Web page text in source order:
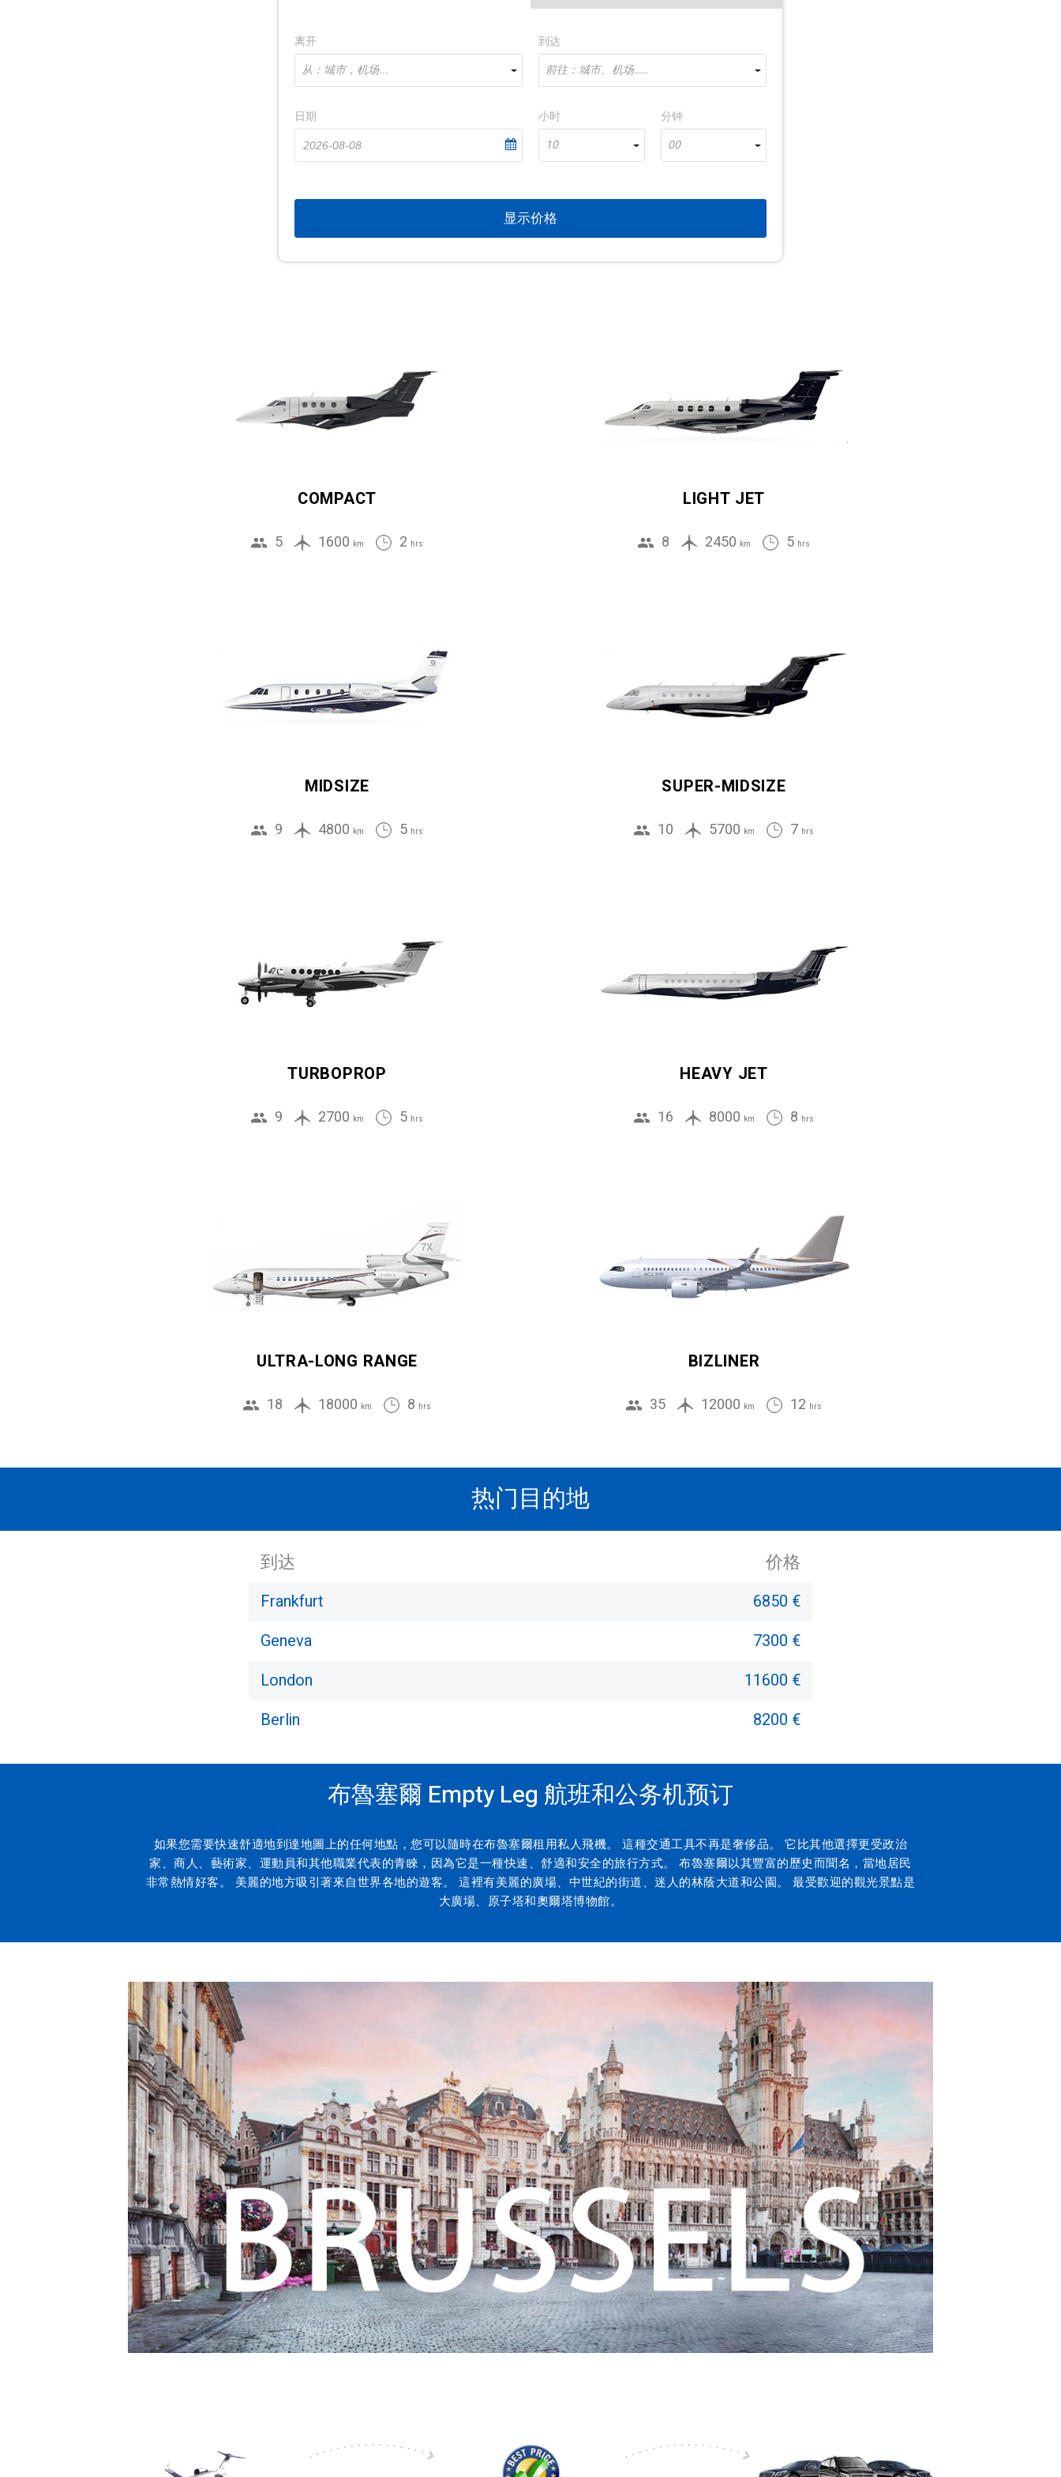
离开
从：城市，机场...
到达
前往：城市、机场……
日期
小时
10
分钟
00
显示价格
COMPACT
5 1600 km 2 hrs
LIGHT JET
8 2450 km 5 hrs
MIDSIZE
9 4800 km 5 hrs
SUPER-MIDSIZE
10 5700 km 7 hrs
TURBOPROP
9 2700 km 5 hrs
HEAVY JET
16 8000 km 8 hrs
ULTRA-LONG RANGE
18 18000 km 8 hrs
BIZLINER
35 12000 km 12 hrs
热门目的地
到达 价格
Frankfurt
6850 €
Geneva
7300 €
London
11600 €
Berlin
8200 €
布魯塞爾 Empty Leg 航班和公务机预订
如果您需要快速舒適地到達地圖上的任何地點，您可以隨時在布魯塞爾租用私人飛機。 這種交通工具不再是奢侈品。 它比其他選擇更受政治
家、商人、藝術家、運動員和其他職業代表的青睞，因為它是一種快速、舒適和安全的旅行方式。 布魯塞爾以其豐富的歷史而聞名，當地居民
非常熱情好客。 美麗的地方吸引著來自世界各地的遊客。 這裡有美麗的廣場、中世紀的街道、迷人的林蔭大道和公園。 最受歡迎的觀光景點是
大廣場、原子塔和奧爾塔博物館。